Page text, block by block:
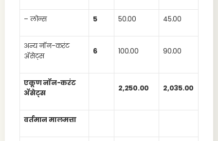
– लोन्स 5 50.00 45.00
अन्य नॉन-करंट
ॲसेट्स
6 100.00 90.00
एकूण नॉन-करंट
ॲसेट्स
2,250.00 2,035.00
वर्तमान मालमत्ता